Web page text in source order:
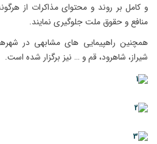
و کامل بر روند و محتوای مذاکرات از
منافع و حقوق ملت جلوگیری نمایند.
همچنین راهپیمایی های مشابهی در
شیراز، شاهرود، قم و … نیز برگزار شده است.